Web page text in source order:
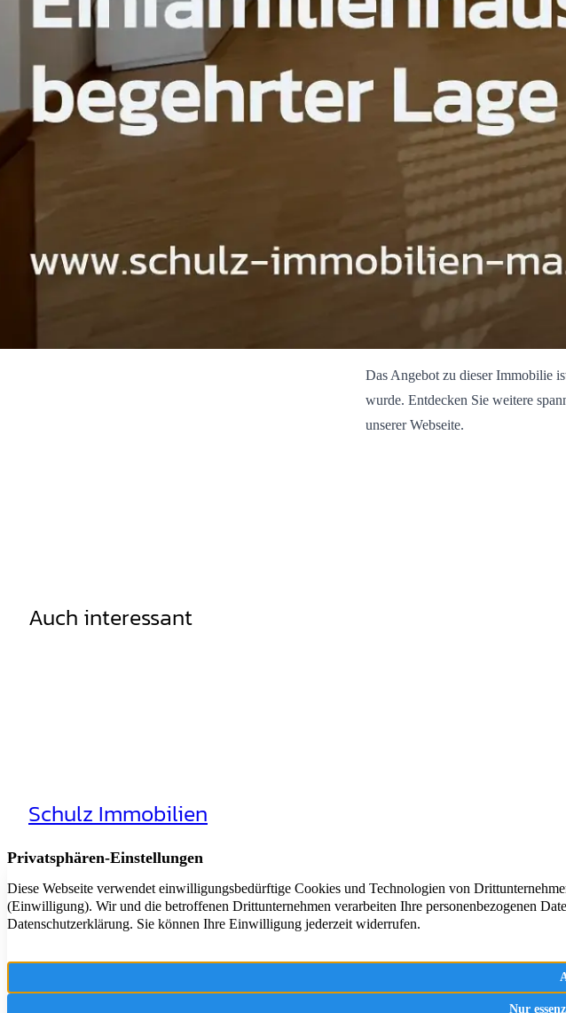
Das Angebot zu dieser Immobilie
wurde. Entdecken Sie weitere
unserer Webseite.
Auch interessant
Schulz Immobilien
Rheinhäuserstr. 3
68165 Mannheim
Immobilie Verkaufen
Immobilien-News
Immobilien-Ratgeber
Vertrag widerrufen
Impressum
Cookie-